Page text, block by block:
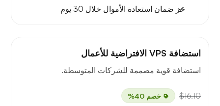
حر ضمان استعادة الأموال خلال 30 يوم
استضافة VPS الافتراضية للأعمال
استضافة قوية مصممة للشركات المتوسطة.
$16.10 خصم 40%